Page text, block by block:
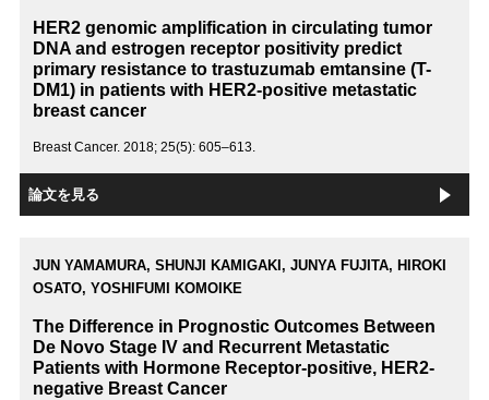
HER2 genomic amplification in circulating tumor
DNA and estrogen receptor positivity predict
primary resistance to trastuzumab emtansine (T-
DM1) in patients with HER2-positive metastatic
breast cancer
Breast Cancer. 2018; 25(5): 605–613.
論文を見る
JUN YAMAMURA, SHUNJI KAMIGAKI, JUNYA FUJITA, HIROKI
OSATO, YOSHIFUMI KOMOIKE
The Difference in Prognostic Outcomes Between
De Novo Stage IV and Recurrent Metastatic
Patients with Hormone Receptor-positive, HER2-
negative Breast Cancer